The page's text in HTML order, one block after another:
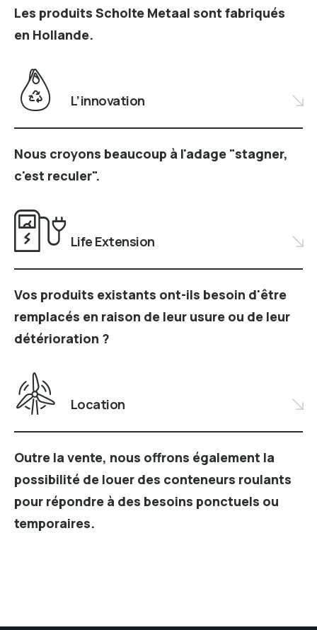
Les produits Scholte Metaal sont fabriqués
en Hollande.
L’innovation
Nous croyons beaucoup à l'adage "stagner,
c'est reculer".
Life Extension
Vos produits existants ont-ils besoin d'être
remplacés en raison de leur usure ou de leur
détérioration ?
Location
Outre la vente, nous offrons également la
possibilité de louer des conteneurs roulants
pour répondre à des besoins ponctuels ou
temporaires.